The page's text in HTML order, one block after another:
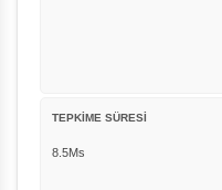
TEPKİME SÜRESİ
8.5Ms